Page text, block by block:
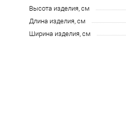
Высота изделия, см
Длина изделия, см
Ширина изделия, см